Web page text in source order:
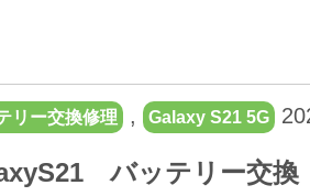
リー交換修理 , Galaxy S21 5G
バッテリー交換